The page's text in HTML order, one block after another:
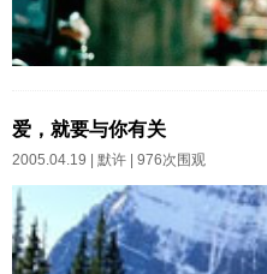
爱，就要与你有关
2005.04.19 | 默许 | 976次围观